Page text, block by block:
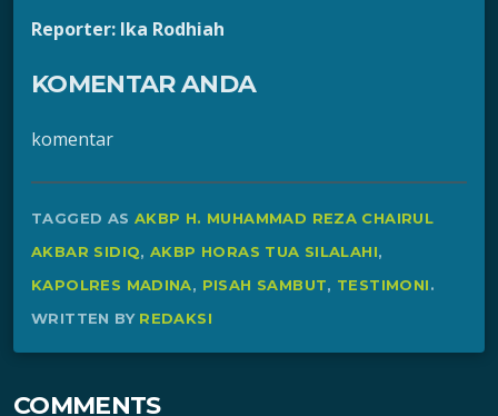
Reporter: Ika Rodhiah
KOMENTAR ANDA
komentar
TAGGED AS AKBP H. MUHAMMAD REZA CHAIRUL
AKBAR SIDIQ,AKBP HORAS TUA SILALAHI,
KAPOLRES MADINA, PISAH SAMBUT, TESTIMONI.
WRITTEN BY REDAKSI
COMMENTS